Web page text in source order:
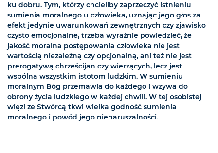
ku dobru. Tym, którzy chcieliby zaprzeczyć istnieniu
sumienia moralnego u człowieka, uznając jego głos za
efekt jedynie uwarunkowań zewnętrznych czy zjawisko
czysto emocjonalne, trzeba wyraźnie powiedzieć, że
jakość moralna postępowania człowieka nie jest
wartością niezależną czy opcjonalną, ani też nie jest
prerogatywą chrześcijan czy wierzących, lecz jest
wspólna wszystkim istotom ludzkim. W sumieniu
moralnym Bóg przemawia do każdego i wzywa do
obrony życia ludzkiego w każdej chwili. W tej osobistej
więzi ze Stwórcą tkwi wielka godność sumienia
moralnego i powód jego nienaruszalności.